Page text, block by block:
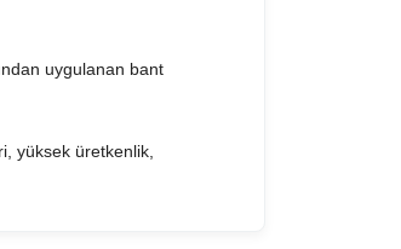
uygulanan bant
yüksek üretkenlik,